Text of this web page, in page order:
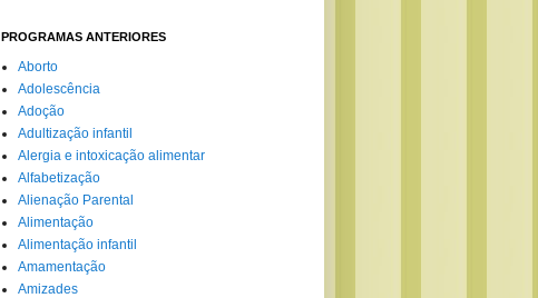
PROGRAMAS ANTERIORES
Aborto
Adolescência
Adoção
Adultização infantil
Alergia e intoxicação alimentar
Alfabetização
Alienação Parental
Alimentação
Alimentação infantil
Amamentação
Amizades